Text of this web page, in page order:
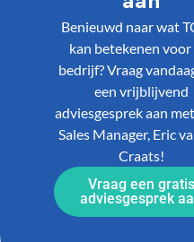
Benieuwd naar wat
kan betekenen
bedrijf? Vraag
een vrijblijvend
adviesgesprek aan
Sales Manager, Eric
Craats!
Vraag een gratis
adviesgesprek